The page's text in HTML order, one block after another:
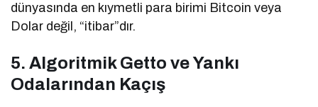
dünyasında en kıymetli para birimi Bitcoin veya
Dolar değil, “itibar”dır.
5. Algoritmik Getto ve Yankı
Odalarından Kaçış